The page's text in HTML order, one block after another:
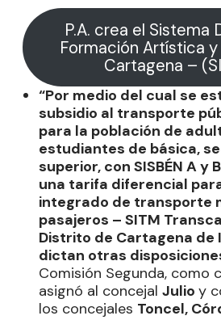
P.A. crea el Sistema
Formación Artística
Cartagena –
“Por medio del cual se
subsidio al transporte
para la población de
estudiantes de básica,
superior, con SISBÉN A y
una tarifa diferencial
integrado de transporte
pasajeros – SITM
Distrito de Cartagena de
dictan otras
Comisión Segunda, como
asignó al concejal Julio y
los concejales Toncel,